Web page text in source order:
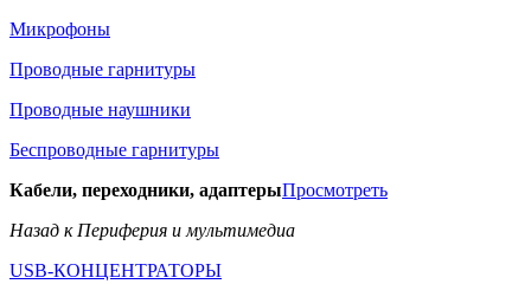
Микрофоны
Проводные гарнитуры
Проводные наушники
Беспроводные гарнитуры
Кабели, переходники, адаптерыПросмотреть
Назад к Периферия и мультимедиа
USB-КОНЦЕНТРАТОРЫ